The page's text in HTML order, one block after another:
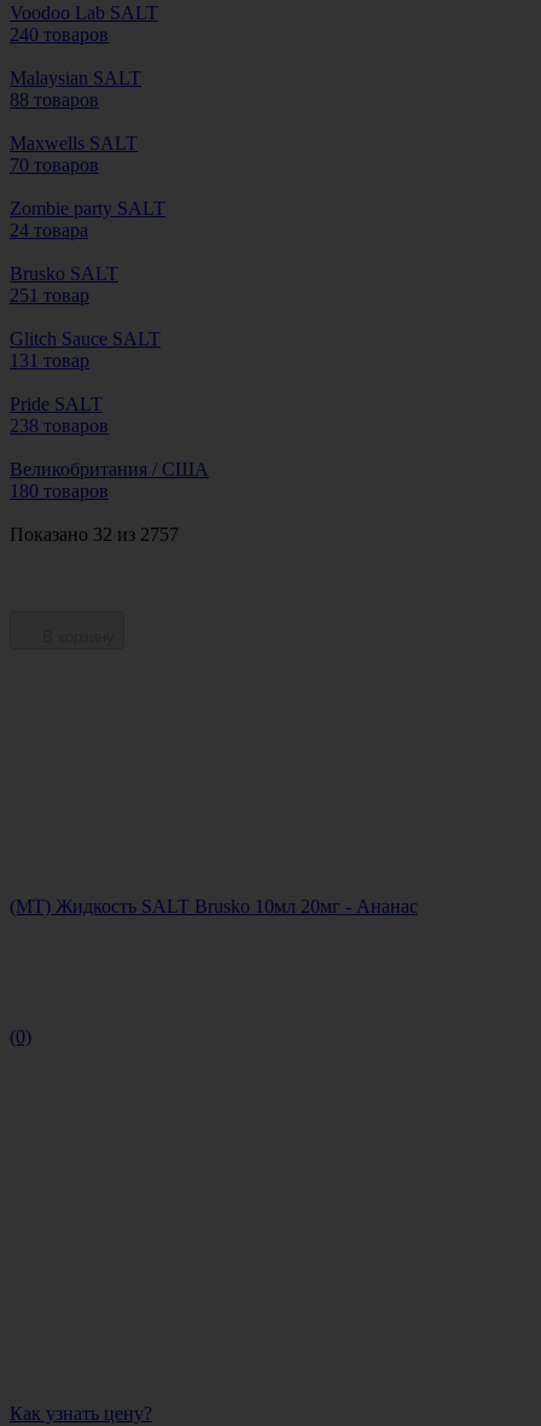
Voodoo Lab SALT
240 товаров
Malaysian SALT
88 товаров
Maxwells SALT
70 товаров
Zombie party SALT
24 товара
Brusko SALT
251 товар
Glitch Sauce SALT
131 товар
Pride SALT
238 товаров
Великобритания / США
180 товаров
Показано 32 из 2757
(МТ) Жидкость SALT Brusko 10мл 20мг - Ананас
(0)
Как узнать цену?